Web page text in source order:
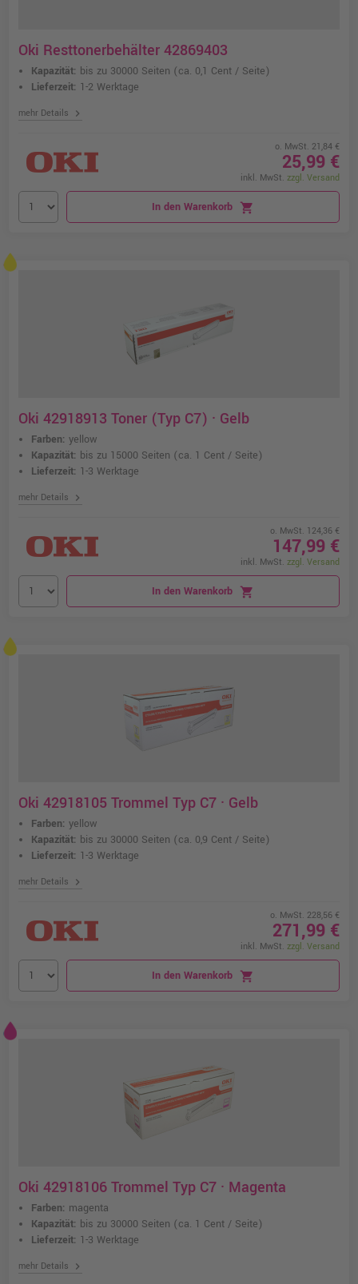
Oki Resttonerbehälter 42869403
Kapazität: bis zu 30000 Seiten (ca. 0,1 Cent / Seite)
Lieferzeit: 1-2 Werktage
mehr Details chevron_right
o. MwSt. 21,84 €
25,99 €
inkl. MwSt. zzgl. Versand
In den Warenkorb shopping_cart
Oki 42918913 Toner (Typ C7) · Gelb
Farben: yellow
Kapazität: bis zu 15000 Seiten (ca. 1 Cent / Seite)
Lieferzeit: 1-3 Werktage
mehr Details chevron_right
o. MwSt. 124,36 €
147,99 €
inkl. MwSt. zzgl. Versand
In den Warenkorb shopping_cart
Oki 42918105 Trommel Typ C7 · Gelb
Farben: yellow
Kapazität: bis zu 30000 Seiten (ca. 0,9 Cent / Seite)
Lieferzeit: 1-3 Werktage
mehr Details chevron_right
o. MwSt. 228,56 €
271,99 €
inkl. MwSt. zzgl. Versand
In den Warenkorb shopping_cart
Oki 42918106 Trommel Typ C7 · Magenta
Farben: magenta
Kapazität: bis zu 30000 Seiten (ca. 1 Cent / Seite)
Lieferzeit: 1-3 Werktage
mehr Details chevron_right